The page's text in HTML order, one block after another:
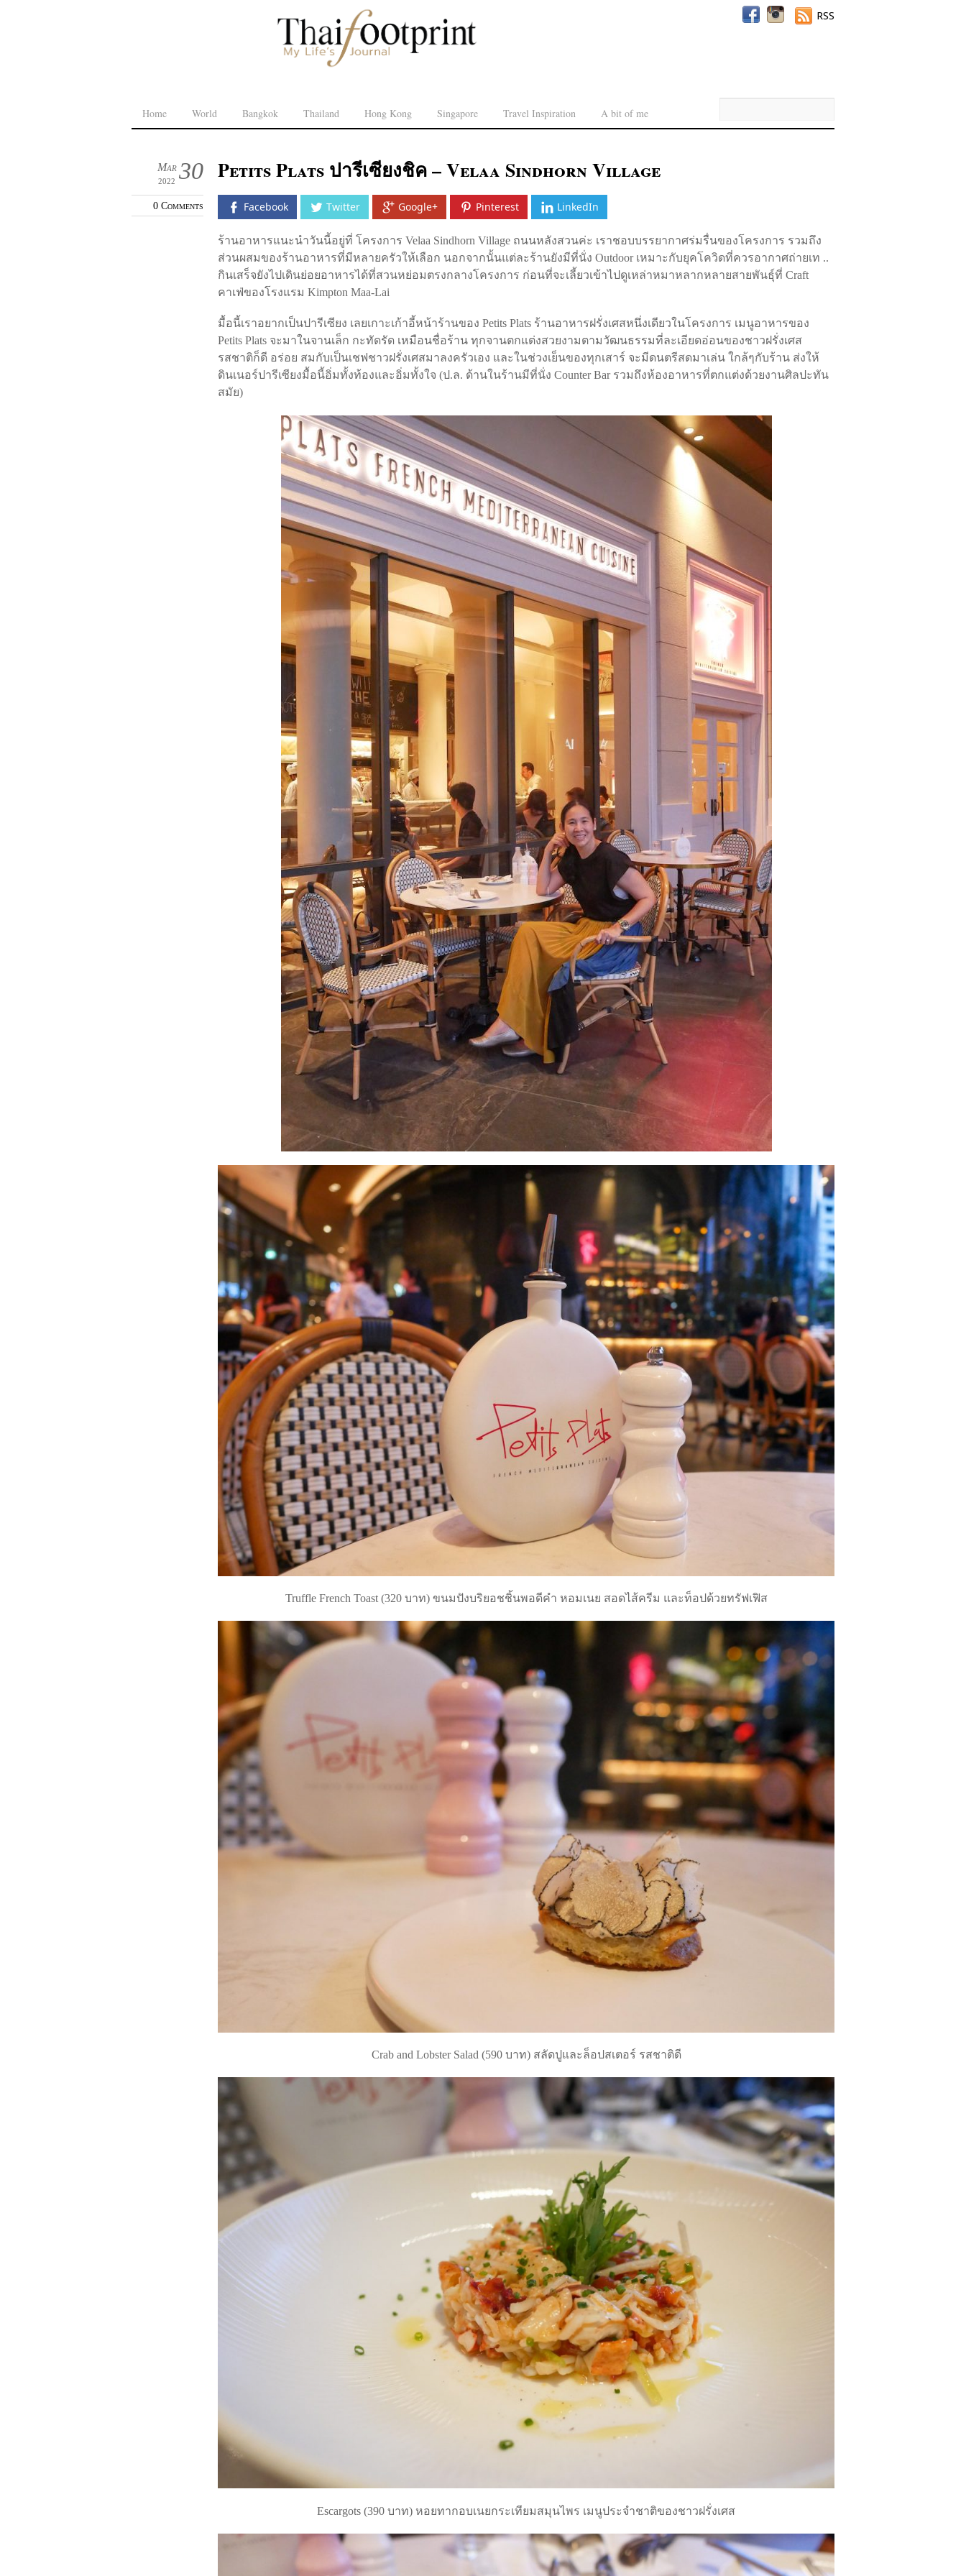
Home World Bangkok Thailand Hong Kong Singapore Travel Inspiration A bit of me
RSS
30
Mar
2022
0 Comments
Petits Plats ปารีเซียงชิค – Velaa Sindhorn Village
Facebook Twitter Google+ Pinterest LinkedIn
ร้านอาหารแนะนำวันนี้อยู่ที่ โครงการ Velaa Sindhorn Village ถนนหลังสวนค่ะ เราชอบบรรยากาศร่มรื่นของโครงการ รวมถึง
ส่วนผสมของร้านอาหารที่มีหลายครัวให้เลือก นอกจากนั้นแต่ละร้านยังมีที่นั่ง Outdoor เหมาะกับยุคโควิดที่ควรอากาศถ่ายเท ..
กินเสร็จยังไปเดินย่อยอาหารได้ที่สวนหย่อมตรงกลางโครงการ ก่อนที่จะเลี้ยวเข้าไปดูเหล่าหมาหลากหลายสายพันธุ์ที่ Craft
คาเฟ่ของโรงแรม Kimpton Maa-Lai
มื้อนี้เราอยากเป็นปารีเซียง เลยเกาะเก้าอี้หน้าร้านของ Petits Plats ร้านอาหารฝรั่งเศสหนึ่งเดียวในโครงการ เมนูอาหารของ
Petits Plats จะมาในจานเล็ก กะทัดรัด เหมือนชื่อร้าน ทุกจานตกแต่งสวยงามตามวัฒนธรรมที่ละเอียดอ่อนของชาวฝรั่งเศส
รสชาติก็ดี อร่อย สมกับเป็นเชฟชาวฝรั่งเศสมาลงครัวเอง และในช่วงเย็นของทุกเสาร์ จะมีดนตรีสดมาเล่น ใกล้ๆกับร้าน ส่งให้
ดินเนอร์ปารีเซียงมื้อนี้อิ่มทั้งท้องและอิ่มทั้งใจ (ป.ล. ด้านในร้านมีที่นั่ง Counter Bar รวมถึงห้องอาหารที่ตกแต่งด้วยงานศิลปะทัน
สมัย)
Truffle French Toast (320 บาท) ขนมปังบริยอชชิ้นพอดีคำ หอมเนย สอดไส้ครีม และท็อปด้วยทรัฟเฟิส
Crab and Lobster Salad (590 บาท) สลัดปูและล็อปสเตอร์ รสชาติดี
Escargots (390 บาท) หอยทากอบเนยกระเทียมสมุนไพร เมนูประจำชาติของชาวฝรั่งเศส